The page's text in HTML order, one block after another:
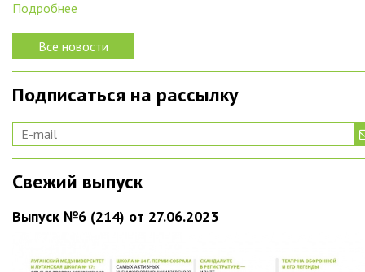
Подробнее
Все новости
Подписаться на рассылку
Свежий выпуск
Выпуск №6 (214) от 27.06.2023